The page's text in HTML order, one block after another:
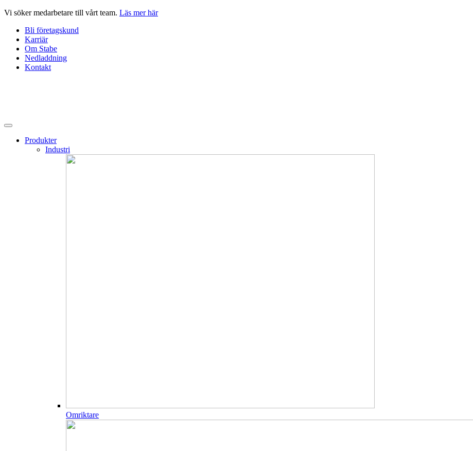
Hoppa
innehåll
Vi söker medarbetare till vårt team. Läs mer här
Bli företagskund
Karriär
Om Stabe
Nedladdning
Kontakt
Produkter
Industri
Omriktare